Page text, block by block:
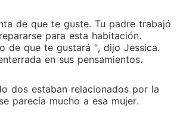
de que te guste. Tu padre trabajó
para esta habitación.
de que te gustará ", dijo Jessica.
en sus pensamientos.
dos estaban relacionados por la
parecía mucho a esa mujer.